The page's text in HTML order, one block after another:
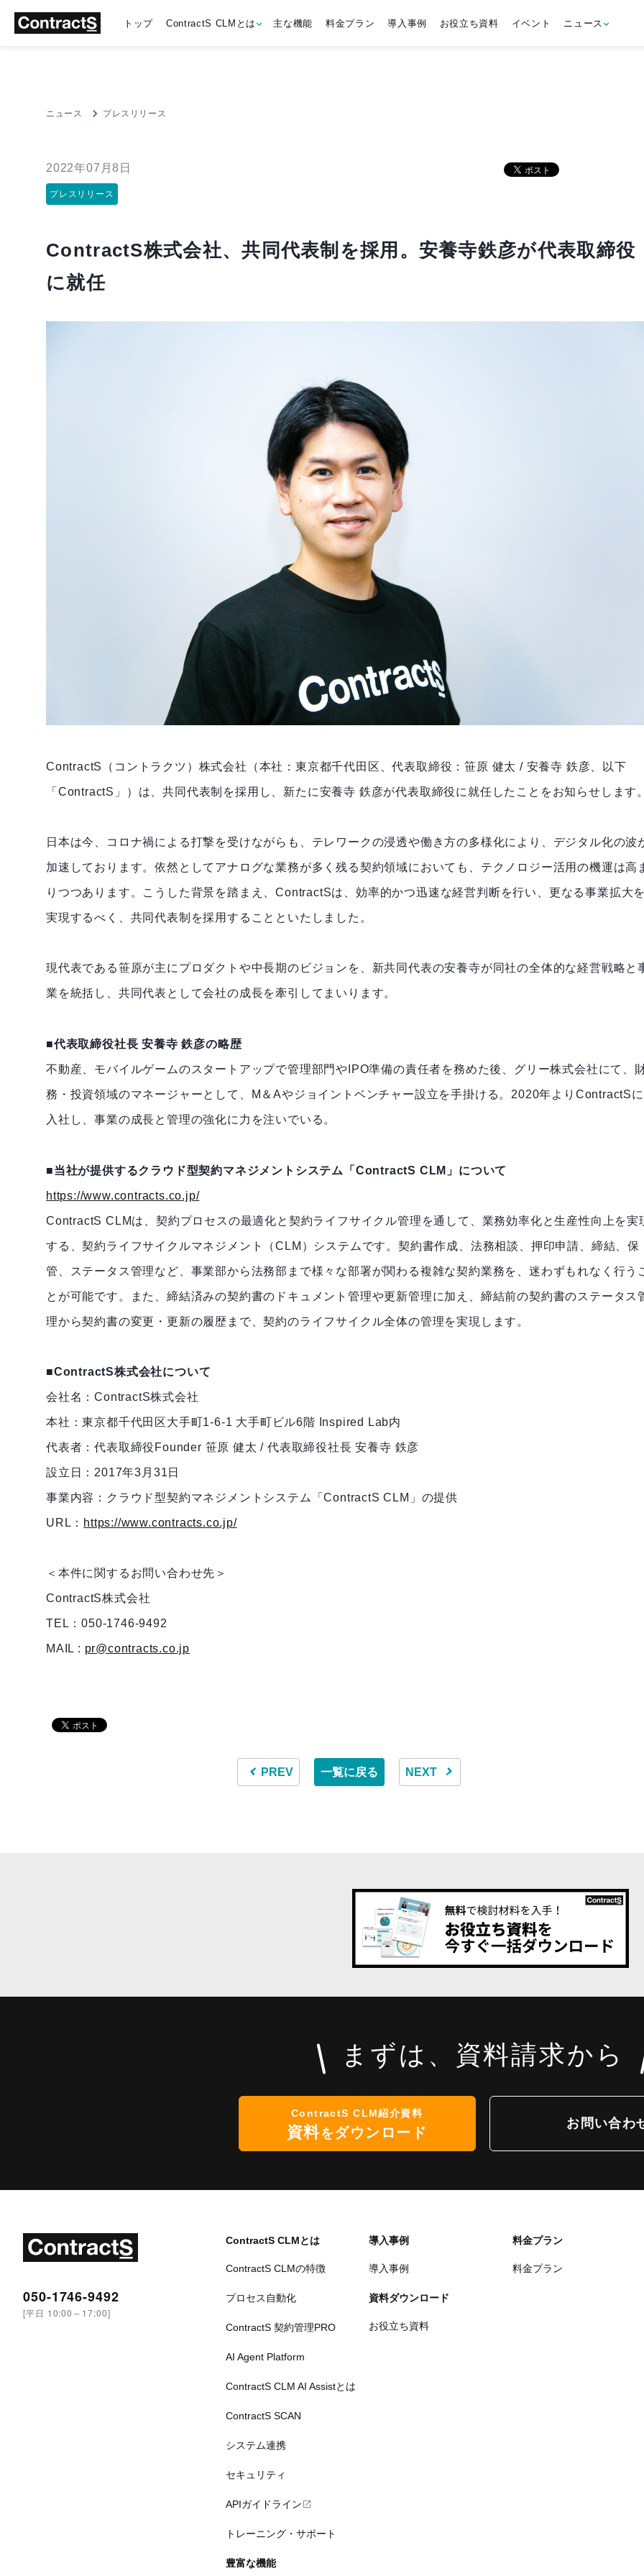
トップ ContractS CLMとは 主な機能 料金プラン 導入事例 お役立ち資料 イベント ニュース
ニュース プレスリリース
2022年07月8日
プレスリリース
ContractS株式会社、共同代表制を採用。安養寺鉄彦が代表取締役
に就任
ContractS（コントラクツ）株式会社（本社：東京都千代田区、代表取締役：笹原 健太 / 安養寺 鉄彦、以下
「ContractS」）は、共同代表制を採用し、新たに安養寺 鉄彦が代表取締役に就任したことをお知らせします
日本は今、コロナ禍による打撃を受けながらも、テレワークの浸透や働き方の多様化により、デジタル化の波
加速しております。依然としてアナログな業務が多く残る契約領域においても、テクノロジー活用の機運は高
りつつあります。こうした背景を踏まえ、ContractSは、効率的かつ迅速な経営判断を行い、更なる事業拡大
実現するべく、共同代表制を採用することといたしました。
現代表である笹原が主にプロダクトや中長期のビジョンを、新共同代表の安養寺が同社の全体的な経営戦略と
業を統括し、共同代表として会社の成長を牽引してまいります。
■代表取締役社長 安養寺 鉄彦の略歴
不動産、モバイルゲームのスタートアップで管理部門やIPO準備の責任者を務めた後、グリー株式会社にて、
務・投資領域のマネージャーとして、M＆Aやジョイントベンチャー設立を手掛ける。2020年よりContractSに
入社し、事業の成長と管理の強化に力を注いでいる。
■当社が提供するクラウド型契約マネジメントシステム「ContractS CLM」について
https://www.contracts.co.jp/
ContractS CLMは、契約プロセスの最適化と契約ライフサイクル管理を通して、業務効率化と生産性向上を実
する、契約ライフサイクルマネジメント（CLM）システムです。契約書作成、法務相談、押印申請、締結、保
管、ステータス管理など、事業部から法務部まで様々な部署が関わる複雑な契約業務を、迷わずもれなく行う
とが可能です。また、締結済みの契約書のドキュメント管理や更新管理に加え、締結前の契約書のステータス
理から契約書の変更・更新の履歴まで、契約のライフサイクル全体の管理を実現します。
■ContractS株式会社について
会社名：ContractS株式会社
本社：東京都千代田区大手町1-6-1 大手町ビル6階 Inspired Lab内
代表者：代表取締役Founder 笹原 健太 / 代表取締役社長 安養寺 鉄彦
設立日：2017年3月31日
事業内容：クラウド型契約マネジメントシステム「ContractS CLM」の提供
URL： https://www.contracts.co.jp/
＜本件に関するお問い合わせ先＞
ContractS株式会社
TEL：050-1746-9492
MAIL : pr@contracts.co.jp
PREV 一覧に戻る NEXT
まずは、資料請求から
ContractS CLM紹介資料
資料をダウンロード
お問い合わ
050-1746-9492
[平日 10:00～17:00]
ContractS CLMとは
ContractS CLMの特徴
プロセス自動化
ContractS 契約管理PRO
AI Agent Platform
ContractS CLM AI Assistとは
ContractS SCAN
システム連携
セキュリティ
APIガイドライン
トレーニング・サポート
豊富な機能
導入事例
導入事例
資料ダウンロード
お役立ち資料
料金プラン
料金プラン